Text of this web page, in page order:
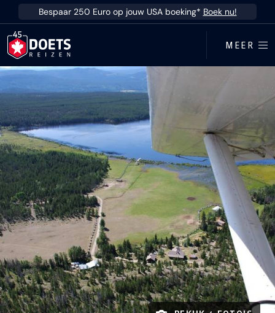
Ga direct naar inhoud
Bespaar 250 Euro op jouw USA boeking* Boek nu!
MEER